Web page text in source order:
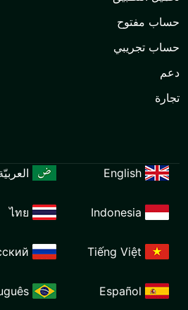
العربيّة
ไทย
Русский
Português